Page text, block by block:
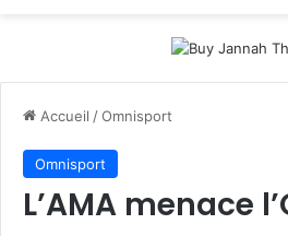
Accueil /Omnisport
Omnisport
L’AMA menace